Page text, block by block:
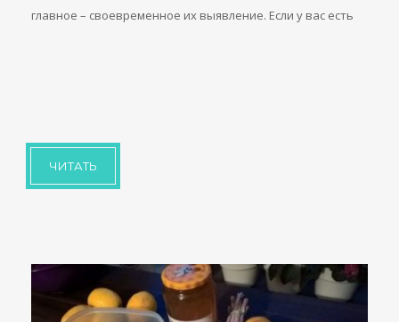
главное – своевременное их выявление. Если у вас есть
ЧИТАТЬ